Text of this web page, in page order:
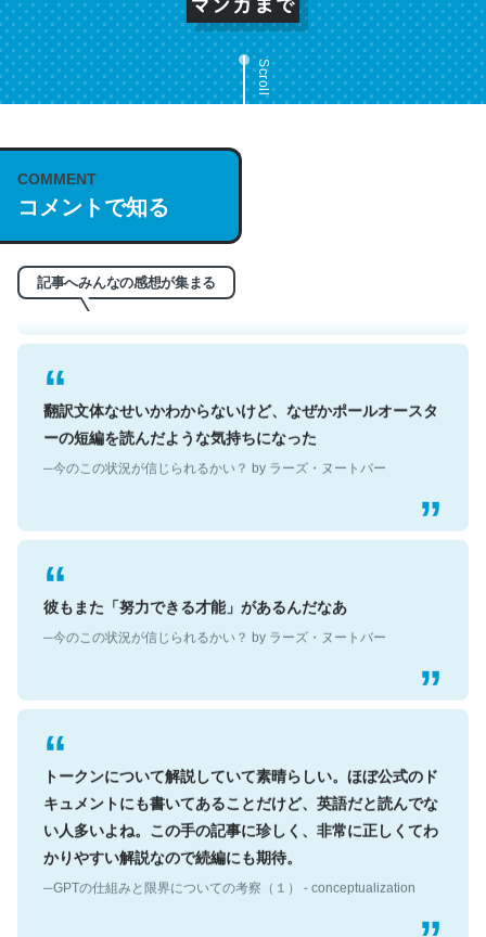
Scroll
COMMENT
コメントで知る
記事へみんなの感想が集まる
これは名文。彼はとてもクレバーなんだろうなと凄く思
う。英語少しでも読める人は原文もお勧め。自分はこの流
れ好き。Let’s Fucking Go. Then Covid hit. Shit.
翻訳文体なせいかわからないけど、なぜかポールオースタ
ーの短編を読んだような気持ちになった
彼もまた「努力できる才能」があるんだなあ
トークンについて解説していて素晴らしい。ほぼ公式のド
キュメントにも書いてあることだけど、英語だと読んでな
い人多いよね。この手の記事に珍しく、非常に正しくてわ
かりやすい解説なので続編にも期待。